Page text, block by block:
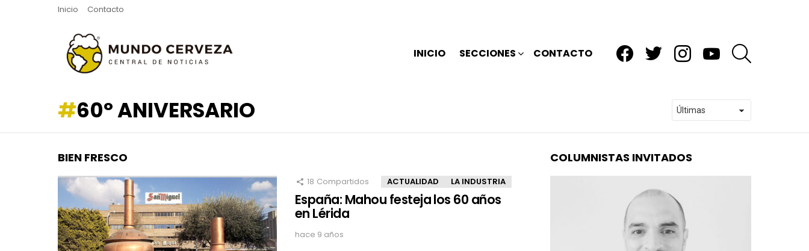
Inicio Contacto
INICIO SECCIONES CONTACTO
60º ANIVERSARIO
BIEN FRESCO
18 Compartidos ACTUALIDAD LA INDUSTRIA
España: Mahou festeja los 60 años
en Lérida
hace 9 años
COLUMNISTAS INVITADOS